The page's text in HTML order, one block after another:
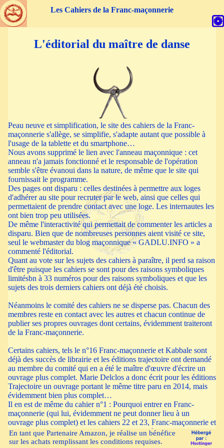
parent->chemin false Array ( [0] => Tmenu Object ( [titre] =>
Éditorial du maître de danse [id] => tit_m1 [iid] => i_tit_m1 [dest]
=> "index.php" [smenu] => 0 [smdest] => x [items] => Array ( )
=> [menuloc] => ) [1] => Tmenu Object ( [titre] => Les cahiers
Les cahiers parus[usmenu] => [menuloc] => ) [2] =>
Tmenu Object ( [titre] => Les archives des cahiers [id] => tit_m3
[iid] => i_tit_m3 [dest] => "index.php" [smenu] => 0 [smdest] =>
archives [items] => Array ( ) [chemins] => archives [chaine] =>
[usmenu] => [menuloc] => ) [3] => Tmenu
Object ( [titre] => Sites amis et liens fraternels [id] => tit_m4 [iid] =>
i_tit_m4 [dest] => "index.php" [smenu] => 0 [smdest] => amis
[items] => Array ( ) [chemins] => amis [chaine] =>Sites amis et
liens fraternels[usmenu] => [menuloc] => ) [4] => Tmenu Object (
[titre] => Liens avec les cahiers de la Franc-maçonnerie [id] =>
tit_m5 [iid] => i_tit_m5 [dest] => "index.php" [smenu] => 0
[smdest] => liensavn [items] => Array ( ) [chemins] => liensavn
[chaine] => Liens avec les cahiers de la Franc-maçonnerie
=> [menuloc] => ) [5] => Tmenu Object ( [titre] => LIens avec les
obédiences francophones [id] => tit_m6 [iid] => i_tit_m6 [dest] =>
"index.php" [smenu] => 0 [smdest] => obediences [items] => Array
( ) [chemins] => obediences [chaine] =>LIens avec les obédiences
francophones[usmenu] => [menuloc] => ) [6] => Tmenu Object (
[titre] => La bibliothèque des cahiers [id] => tit_m7 [iid] => i_tit_m7
[dest] => "index.php" [smenu] => 0 [smdest] => biblio [items] =>
Array ( ) [chemins] => biblio [chaine] =>
cahiers[usmenu] => [menuloc] => ) ) <--scriptvar-->
Les Cahiers de la Franc-maçonnerie
En tant que Partenaire Amazon, je réalise un bénéfice
sur les achats remplissant les conditions requises.
L'éditorial du maître de danse
Peau neuve et simplification, le site des cahiers de la Franc-
maçonnerie s'allège, se simplifie, s'adapte autant que possible à
l'usage de la tablette et du smartphone…
Nous avons supprimé le lien avec l'anneau maçonnique : cet
anneau n'a jamais fonctionné et le responsable de l'opération
semble s'être évanoui dans la nature, de même que le site qui
fournissait le programme.
Des pages ont disparu : celles destinées à permettre aux loges
d'adhérer au site pour recruter par le web, ainsi que celles qui
permettaient de prendre contact avec une loge. Les internautes les
ont bien trop peu utilisées.
De même l'interactivité qui permettait de commenter les articles a
disparu. Bien que de nombreuses personnes aient visité ce site,
seul le webmaster du blog maçonnique « GADLU.INFO » a
commenté l'éditorial.
Quant au vote sur les sujets des cahiers à paraître, il perd sa raison
d'être puisque les cahiers se sont pour des raisons symboliques
limitésbn à 33 numéros pour des raisons symboliques et que les
sujets des trois derniers cahiers ont déjà été choisis.
Néanmoins le comité des cahiers ne se disperse pas. Chacun des
membres reste en contact avec les autres et chacun continue de
publier ses propres ouvrages dont certains, évidemment traiteront
de la Franc-maçonnerie.
Certains cahiers, tels le n°16 Franc-maçonnerie et Kabbale sont
déjà des succès de librairie et les éditions trajectoire ont demandé
au membre du comité qui en a été le maître d'œuvre d'écrire un
ouvrage plus complet. Marie Delclos a donc écrit pour les éditions
Trajectoire un ouvrage portant le même titre paru en 2014, mais
évidemment bien plus complet…
Il en est de même du cahier n°1 : Pourquoi entrer en Franc-
maçonnerie (qui lui, évidemment ne peut donner lieu à un
ouvrage plus complet) et les cahiers 22 et 23, Franc-maçonnerie et
alchimie, Franc-maçonnerie et tarot semblent à ce jour suivre la
même voie.